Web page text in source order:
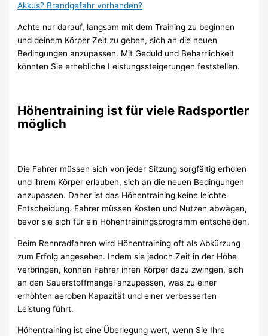
Akkus? Brandgefahr vorhanden?
Achte nur darauf, langsam mit dem Training zu beginnen
und deinem Körper Zeit zu geben, sich an die neuen
Bedingungen anzupassen. Mit Geduld und Beharrlichkeit
könnten Sie erhebliche Leistungssteigerungen feststellen.
Höhentraining ist für viele Radsportler
möglich
Die Fahrer müssen sich von jeder Sitzung sorgfältig erholen
und ihrem Körper erlauben, sich an die neuen Bedingungen
anzupassen. Daher ist das Höhentraining keine leichte
Entscheidung. Fahrer müssen Kosten und Nutzen abwägen,
bevor sie sich für ein Höhentrainingsprogramm entscheiden.
Beim Rennradfahren wird Höhentraining oft als Abkürzung
zum Erfolg angesehen. Indem sie jedoch Zeit in der Höhe
verbringen, können Fahrer ihren Körper dazu zwingen, sich
an den Sauerstoffmangel anzupassen, was zu einer
erhöhten aeroben Kapazität und einer verbesserten
Leistung führt.
Höhentraining ist eine Überlegung wert, wenn Sie Ihre